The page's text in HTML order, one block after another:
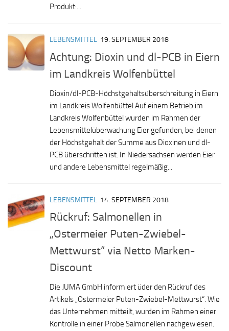
Produkt:...
LEBENSMITTEL 19. SEPTEMBER 2018
Achtung: Dioxin und dl-PCB in Eiern
im Landkreis Wolfenbüttel
Dioxin/dl-PCB-Höchstgehaltsüberschreitung in Eiern
im Landkreis Wolfenbüttel Auf einem Betrieb im
Landkreis Wolfenbüttel wurden im Rahmen der
Lebensmittelüberwachung Eier gefunden, bei denen
der Höchstgehalt der Summe aus Dioxinen und dl-
PCB überschritten ist. In Niedersachsen werden Eier
und andere Lebensmittel regelmäßig...
LEBENSMITTEL 14. SEPTEMBER 2018
Rückruf: Salmonellen in
„Ostermeier Puten-Zwiebel-
Mettwurst“ via Netto Marken-
Discount
Die JUMA GmbH informiert üder den Rückruf des
Artikels „Ostermeier Puten-Zwiebel-Mettwurst“. Wie
das Unternehmen mitteilt, wurden im Rahmen einer
Kontrolle in einer Probe Salmonellen nachgewiesen.